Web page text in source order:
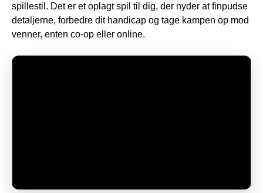
spillestil. Det er et oplagt spil til dig, der nyder at finpudse
detaljerne, forbedre dit handicap og tage kampen op mod
venner, enten co-op eller online.